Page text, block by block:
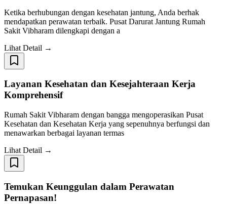
Ketika berhubungan dengan kesehatan jantung, Anda berhak
mendapatkan perawatan terbaik. Pusat Darurat Jantung Rumah
Sakit Vibharam dilengkapi dengan a
Lihat Detail →
Layanan Kesehatan dan Kesejahteraan Kerja
Komprehensif
Rumah Sakit Vibharam dengan bangga mengoperasikan Pusat
Kesehatan dan Kesehatan Kerja yang sepenuhnya berfungsi dan
menawarkan berbagai layanan termas
Lihat Detail →
Temukan Keunggulan dalam Perawatan
Pernapasan!